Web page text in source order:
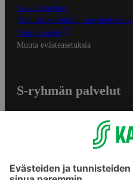
Saavutettavuus
Mobiilisovelluksen saavutettavuus
Mainostajalle
Muuta evästeasetuksia
S-ryhmän palvelut
Yhteishyvä Ruoka -sovellus
S-ostoslista -sovellus
Prisma.fi